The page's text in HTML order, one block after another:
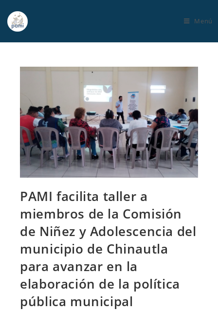
Menú
PAMI facilita taller a
miembros de la Comisión
de Niñez y Adolescencia del
municipio de Chinautla
para avanzar en la
elaboración de la política
pública municipal